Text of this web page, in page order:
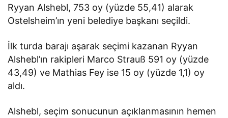
Ryyan Alshebl, 753 oy (yüzde 55,41) alarak
Ostelsheim’ın yeni belediye başkanı seçildi.
İlk turda barajı aşarak seçimi kazanan Ryyan
Alshebl’ın rakipleri Marco Strauß 591 oy (yüzde
43,49) ve Mathias Fey ise 15 oy (yüzde 1,1) oy
aldı.
Alshebl, seçim sonucunun açıklanmasının hemen